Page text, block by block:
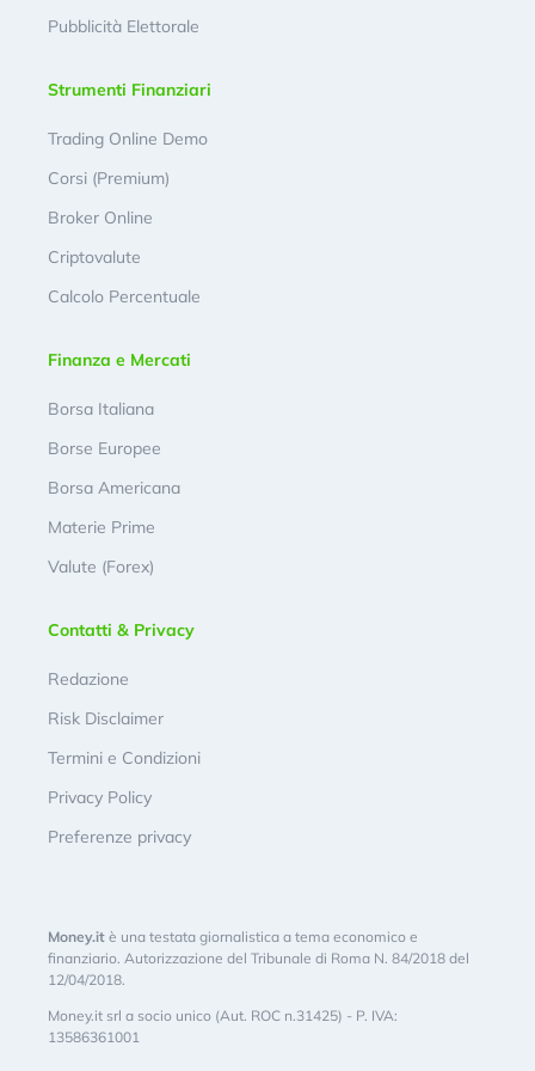
Pubblicità Elettorale
Strumenti Finanziari
Trading Online Demo
Corsi (Premium)
Broker Online
Criptovalute
Calcolo Percentuale
Finanza e Mercati
Borsa Italiana
Borse Europee
Borsa Americana
Materie Prime
Valute (Forex)
Contatti & Privacy
Redazione
Risk Disclaimer
Termini e Condizioni
Privacy Policy
Preferenze privacy
Money.it è una testata giornalistica a tema economico e
finanziario. Autorizzazione del Tribunale di Roma N. 84/2018 del
12/04/2018.
Money.it srl a socio unico (Aut. ROC n.31425) - P. IVA:
13586361001